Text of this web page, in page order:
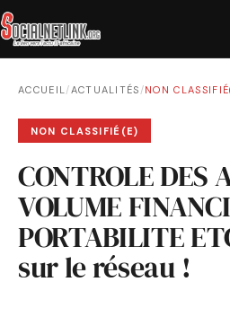
ACCUEIL/ACTUALITÉS /NON
NON CLASSIFIÉ(E)
CONTROLE DES
VOLUME
PORTABILITE
sur le réseau !